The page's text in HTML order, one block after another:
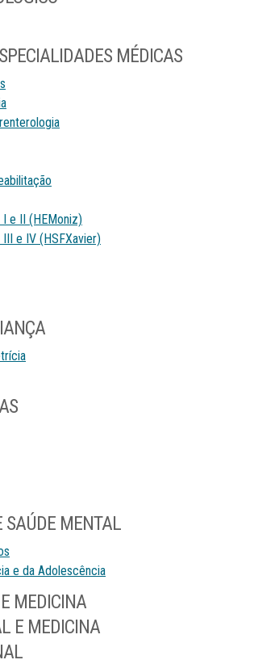
MÉDICAS
e II (HEMoniz)
e IV (HSFXavier)
SAÚDE MENTAL
e da Adolescência
MEDICINA
E MEDICINA